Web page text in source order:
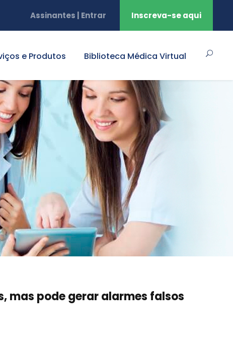
Assinantes | Entrar Inscreva-se aqui
e Produtos Biblioteca Médica Virtual
mas pode gerar alarmes falsos